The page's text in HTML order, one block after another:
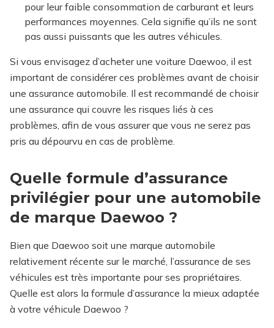
pour leur faible consommation de carburant et leurs
performances moyennes. Cela signifie qu’ils ne sont
pas aussi puissants que les autres véhicules.
Si vous envisagez d’acheter une voiture Daewoo, il est
important de considérer ces problèmes avant de choisir
une assurance automobile. Il est recommandé de choisir
une assurance qui couvre les risques liés à ces
problèmes, afin de vous assurer que vous ne serez pas
pris au dépourvu en cas de problème.
Quelle formule d’assurance
privilégier pour une automobile
de marque Daewoo ?
Bien que Daewoo soit une marque automobile
relativement récente sur le marché, l’assurance de ses
véhicules est très importante pour ses propriétaires.
Quelle est alors la formule d’assurance la mieux adaptée
à votre véhicule Daewoo ?